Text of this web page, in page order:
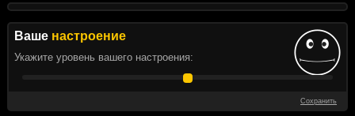
Ваше настроение
Укажите уровень вашего настроения:
Сохранить